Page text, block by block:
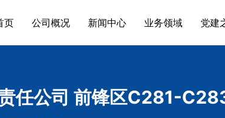
页 公司概况 新闻中心 业务领域 党建
任公司 前锋区C281-